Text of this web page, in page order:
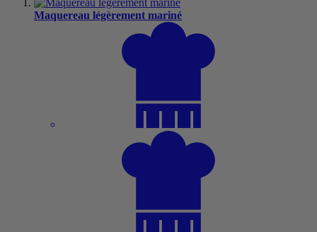
Maquereau légèrement mariné